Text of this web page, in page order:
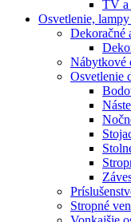
TV a
Osvetlenie, lampy
Dekoračné
Nábytkové
Osvetlenie
Stropné